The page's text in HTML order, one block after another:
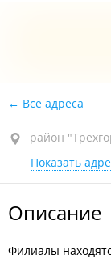
Все адреса
район
Показать
Описание
Филиалы